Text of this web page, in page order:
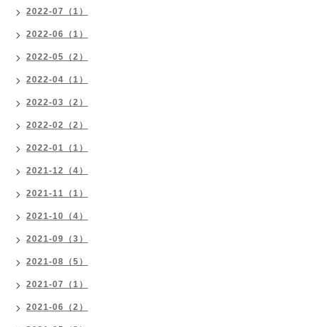
2022-07（1）
2022-06（1）
2022-05（2）
2022-04（1）
2022-03（2）
2022-02（2）
2022-01（1）
2021-12（4）
2021-11（1）
2021-10（4）
2021-09（3）
2021-08（5）
2021-07（1）
2021-06（2）